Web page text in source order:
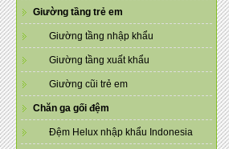
Giường tầng trẻ em
Giường tầng nhập khẩu
Giường tầng xuất khẩu
Giường cũi trẻ em
Chăn ga gối đệm
Đệm Helux nhập khẩu Indonesia